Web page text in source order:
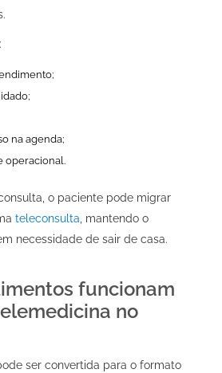
na agenda;
operacional.
o paciente pode migrar
teleconsulta, mantendo o
necessidade de sair de casa.
funcionam
no
ser convertida para o formato